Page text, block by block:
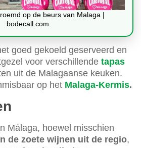
op de beurs van Malaga |
bodecall.com
goed gekoeld geserveerd en
voor verschillende tapas
uit de Malagaanse keuken.
op het Malaga-Kermis.
Málaga, hoewel misschien
de zoete wijnen uit de regio,